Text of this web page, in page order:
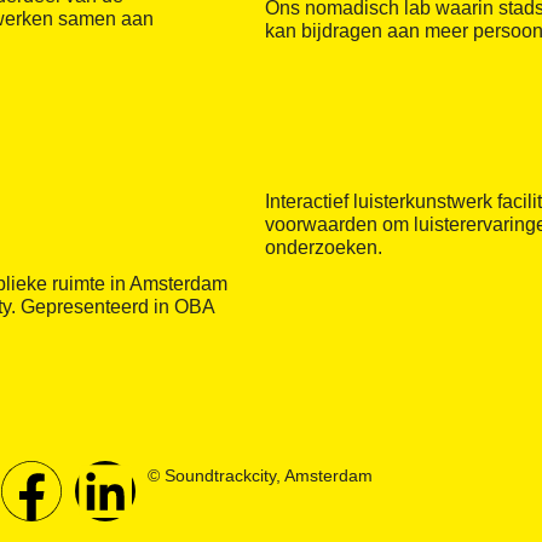
samen aan
Ons nomadisch lab waarin
kan bijdragen aan meer
ruimte in Amsterdam
Gepresenteerd in OBA
Interactief luisterkunstwerk
voorwaarden om
onderzoeken.
© Soundtrackcity, Amsterdam